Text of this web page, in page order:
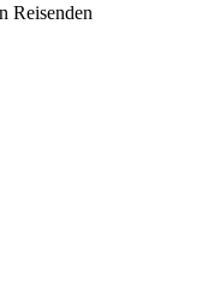
Reisenden